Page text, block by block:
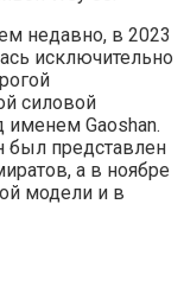
недавно, в 2023
исключительно
силовой
именем Gaoshan.
был представлен
а в ноябре
модели и в